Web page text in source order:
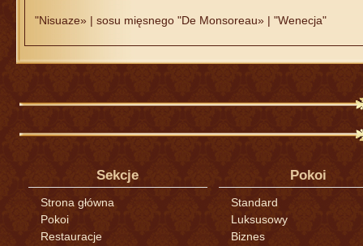
"Nisuaze» | sosu mięsnego "De Monsoreau» | "Wenecja"
Sekcje
Strona główna
Pokoi
Restauracje
Pokoi
Standard
Luksusowy
Biznes